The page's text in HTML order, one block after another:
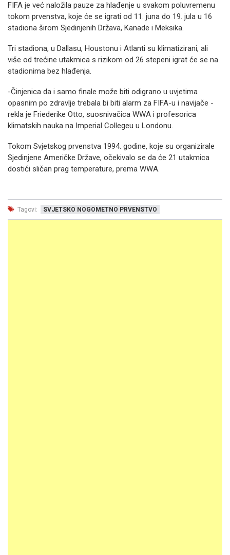
FIFA je već naložila pauze za hlađenje u svakom poluvremenu
tokom prvenstva, koje će se igrati od 11. juna do 19. jula u 16
stadiona širom Sjedinjenih Država, Kanade i Meksika.
Tri stadiona, u Dallasu, Houstonu i Atlanti su klimatizirani, ali
više od trećine utakmica s rizikom od 26 stepeni igrat će se na
stadionima bez hlađenja.
-Činjenica da i samo finale može biti odigrano u uvjetima
opasnim po zdravlje trebala bi biti alarm za FIFA-u i navijače -
rekla je Friederike Otto, suosnivačica WWA i profesorica
klimatskih nauka na Imperial Collegeu u Londonu.
Tokom Svjetskog prvenstva 1994. godine, koje su organizirale
Sjedinjene Američke Države, očekivalo se da će 21 utakmica
dostići sličan prag temperature, prema WWA.
Tagovi: SVJETSKO NOGOMETNO PRVENSTVO